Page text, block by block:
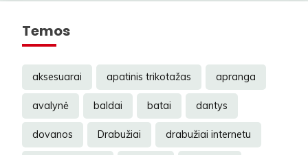
Temos
aksesuarai apatinis trikotažas apranga
avalynė baldai batai dantys
dovanos Drabužiai drabužiai internetu